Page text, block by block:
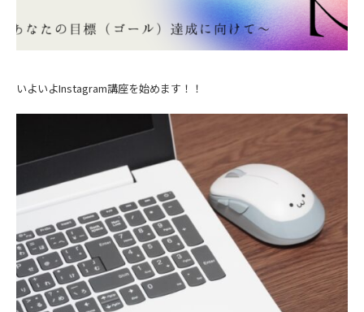
いよいよInstagram講座を始めます！！